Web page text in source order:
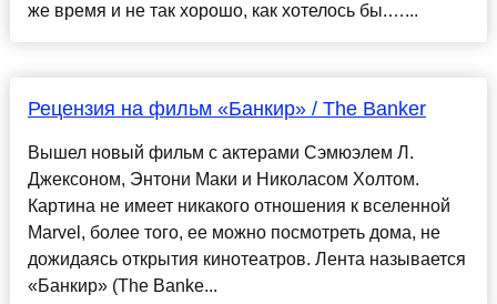
же время и не так хорошо, как хотелось бы.…...
Рецензия на фильм «Банкир» / The Banker
Вышел новый фильм с актерами Сэмюэлем Л.
Джексоном, Энтони Маки и Николасом Холтом.
Картина не имеет никакого отношения к вселенной
Marvel, более того, ее можно посмотреть дома, не
дожидаясь открытия кинотеатров. Лента называется
«Банкир» (The Banke...